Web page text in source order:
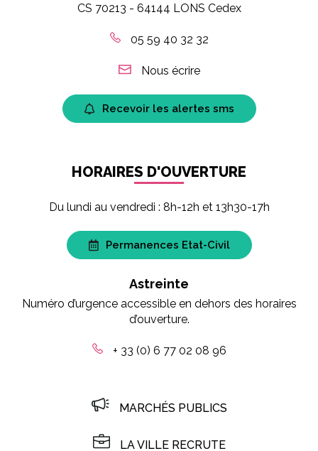
CS 70213 - 64144 LONS Cedex
05 59 40 32 32
Nous écrire
Recevoir les alertes sms
HORAIRES D'OUVERTURE
Du lundi au vendredi : 8h-12h et 13h30-17h
Permanences Etat-Civil
Astreinte
Numéro d’urgence accessible en dehors des horaires
d’ouverture.
+ 33 (0) 6 77 02 08 96
MARCHÉS PUBLICS
LA VILLE RECRUTE